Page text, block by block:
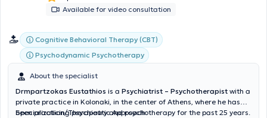
Available for video consultation
Cognitive Behavioral Therapy (CBT)
Psychodynamic Psychotherapy
About the specialist
Drmpartzokas Eustathios is a Psychiatrist – Psychotherapist with a
private practice in Kolonaki, in the center of Athens, where he has
been practicing psychiatry and psychotherapy for the past 25 years.
Specialization/Therapeutic Approach: